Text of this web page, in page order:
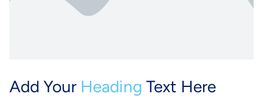
Add Your Heading Text Here​